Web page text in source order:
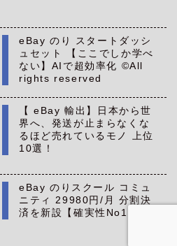
eBay のり スタートダッシ
ュセット 【ここでしか学べ
ない】AIで超効率化 ©All
rights reserved
【 eBay 輸出】日本から世
界へ、発送が止まらなくな
るほど売れているモノ 上位
10選！
eBay のりスクール コミュ
ニティ 29980円/月 分割決
済を新設【確実性No1】